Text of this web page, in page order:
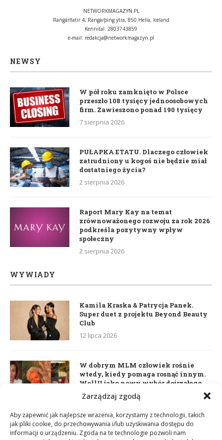
Zarządzaj zgodą
Aby zapewnić jak najlepsze wrażenia, korzystamy z technologii, takich
jak pliki cookie, do przechowywania i/lub uzyskiwania dostępu do
informacji o urządzeniu. Zgoda na te technologie pozwoli nam
NETWORKMAGAZYN.PL
Rangárflatir 4, Rangárþing ytra, 850 Hella, Iceland
Kennital: 2803743859
e-mail: redakcja@networkmagazyn.pl
NEWSY
W pół roku zamknięto w Polsce
przeszło 108 tysięcy jednoosobowych
firm. Zawieszono ponad 190 tysięcy
7 sierpnia 2026
PUŁAPKA ETATU. Dlaczego człowiek
zatrudniony u kogoś nie będzie miał
dostatniego życia?
2 sierpnia 2026
Raport Mary Kay na temat
zrównoważonego rozwoju za rok 2026
podkreśla pozytywny wpływ
społeczny
2 sierpnia 2026
WYWIADY
Kamila Kraska & Patrycja Panek.
Super duet z projektu Beyond Beauty
Club
12 lipca 2026
W dobrym MLM człowiek rośnie
wtedy, kiedy pomaga rosnąć innym.
WellU jako nowy wybór dojrzałego
lidera
Daria Dudzik. Kocham Cię